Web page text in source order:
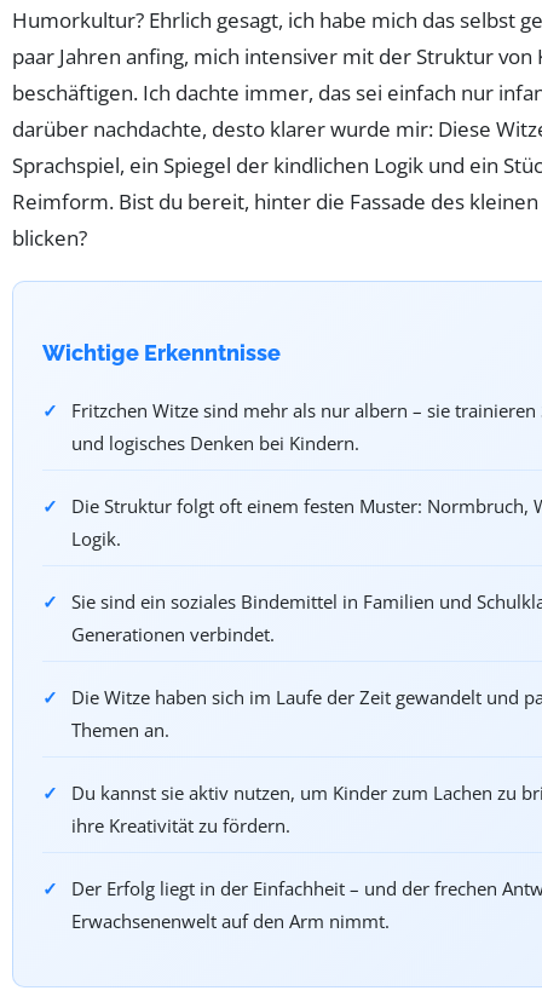
Humorkultur? Ehrlich gesagt, ich habe mich das selbst
paar Jahren anfing, mich intensiver mit der Struktur von
beschäftigen. Ich dachte immer, das sei einfach nur
darüber nachdachte, desto klarer wurde mir: Diese
Sprachspiel, ein Spiegel der kindlichen Logik und ein
Reimform. Bist du bereit, hinter die Fassade des
blicken?
Wichtige Erkenntnisse
Fritzchen Witze sind mehr als nur albern – sie
und logisches Denken bei Kindern.
Die Struktur folgt oft einem festen Muster: Normbruch,
Logik.
Sie sind ein soziales Bindemittel in Familien und
Generationen verbindet.
Die Witze haben sich im Laufe der Zeit gewandelt und
Themen an.
Du kannst sie aktiv nutzen, um Kinder zum Lachen zu
ihre Kreativität zu fördern.
Der Erfolg liegt in der Einfachheit – und der frechen
Erwachsenenwelt auf den Arm nimmt.